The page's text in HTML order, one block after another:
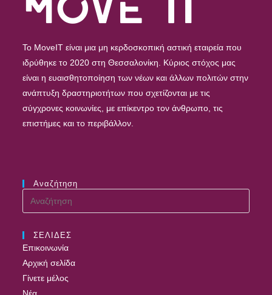
To MoveIT είναι μια μη κερδοσκοπική αστική εταιρεία που
ιδρύθηκε το 2020 στη Θεσσαλονίκη. Κύριος στόχος μας
είναι η ευαισθητοποίηση των νέων και άλλων πολιτών στην
ανάπτυξη δραστηριοτήτων που σχετίζονται με τις
σύγχρονες κοινωνίες, με επίκεντρο τον άνθρωπο, τις
επιστήμες και το περιβάλλον.
Αναζήτηση
Search
this
ΣΕΛΙΔΕΣ
Επικοινωνία
Αρχική σελίδα
Γίνετε μέλος